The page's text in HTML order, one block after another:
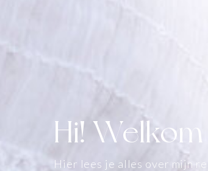
Hi!
Hier lees je alles over mijn